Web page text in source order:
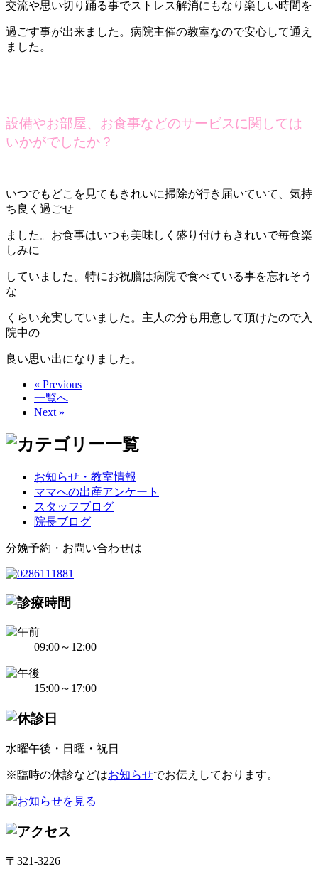
交流や思い切り踊る事でストレス解消にもなり楽しい時間を
過ごす事が出来ました。病院主催の教室なので安心して通え
ました。
設備やお部屋、お食事などのサービスに関しては
いかがでしたか？
いつでもどこを見てもきれいに掃除が行き届いていて、気持
ち良く過ごせ
ました。お食事はいつも美味しく盛り付けもきれいで毎食楽
しみに
していました。特にお祝膳は病院で食べている事を忘れそう
な
くらい充実していました。主人の分も用意して頂けたので入
院中の
良い思い出になりました。
« Previous
一覧へ
Next »
お知らせ・教室情報
ママへの出産アンケート
スタッフブログ
院長ブログ
分娩予約・お問い合わせは
09:00～12:00
15:00～17:00
水曜午後・日曜・祝日
※臨時の休診などはお知らせでお伝えしております。
〒321-3226